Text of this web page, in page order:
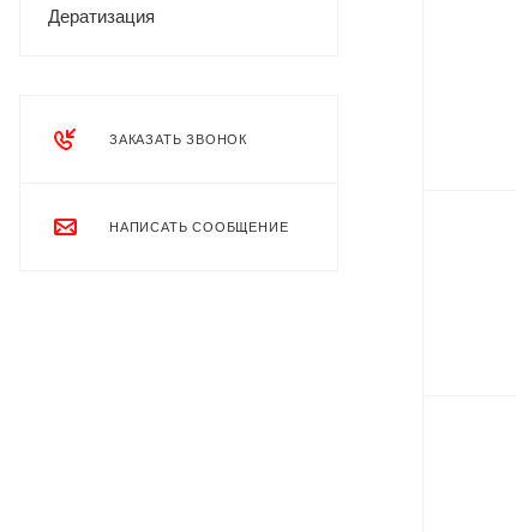
Дератизация
ЗАКАЗАТЬ ЗВОНОК
НАПИСАТЬ СООБЩЕНИЕ